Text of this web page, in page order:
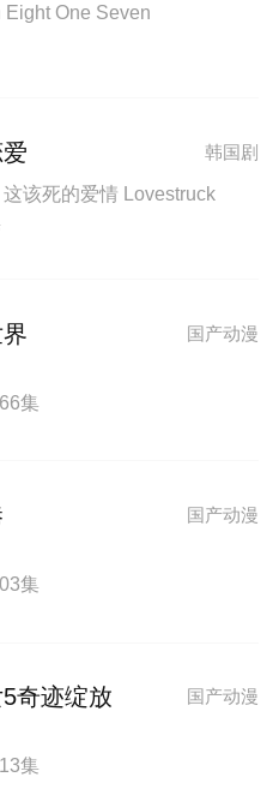
Eight One Seven
韩国剧
该死的爱情 Lovestruck
国产动漫
集
国产动漫
集
国产动漫
奇迹绽放
集